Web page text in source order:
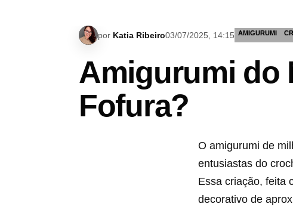
por Katia Ribeiro03/07/2025, 14:15 AMIGURUMI
Amigurumi do
Fofura?
O amigurumi de
entusiastas do
Essa criação, feita
decorativo de